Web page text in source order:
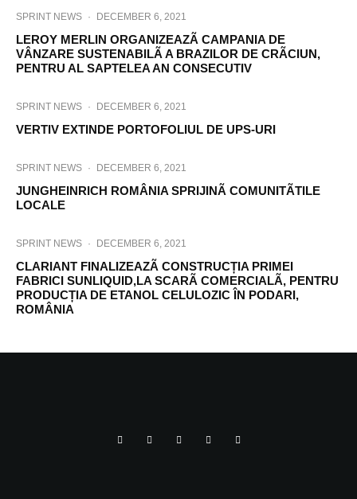
SPRINT NEWS · DECEMBER 6, 2021
LEROY MERLIN ORGANIZEAZÃ CAMPANIA DE
VÂNZARE SUSTENABILÃ A BRAZILOR DE CRÃCIUN,
PENTRU AL SAPTELEA AN CONSECUTIV
SPRINT NEWS · DECEMBER 6, 2021
VERTIV EXTINDE PORTOFOLIUL DE UPS-URI
SPRINT NEWS · DECEMBER 6, 2021
JUNGHEINRICH ROMÂNIA SPRIJINÃ COMUNITÃTILE
LOCALE
SPRINT NEWS · DECEMBER 6, 2021
CLARIANT FINALIZEAZÃ CONSTRUCȚIA PRIMEI
FABRICI SUNLIQUID,LA SCARÃ COMERCIALÃ, PENTRU
PRODUCȚIA DE ETANOL CELULOZIC ÎN PODARI,
ROMÂNIA